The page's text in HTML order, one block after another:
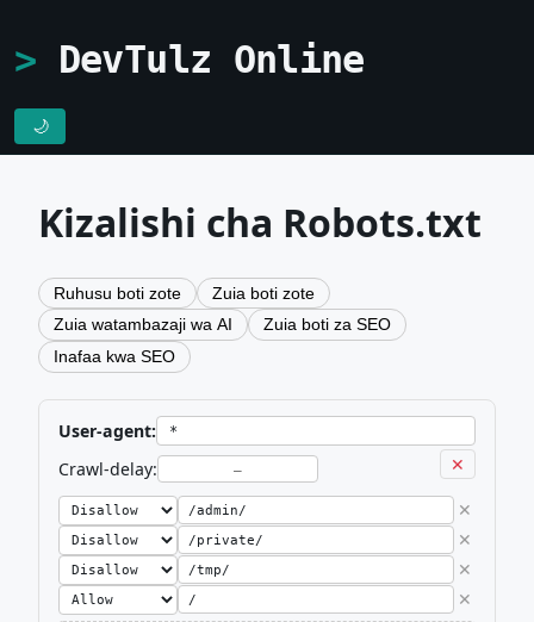
DevTulz Online
🌙
Kizalishi cha Robots.txt
Ruhusu boti zote
Zuia boti zote
Zuia watambazaji wa AI
Zuia boti za SEO
Inafaa kwa SEO
User-agent:
Crawl-delay:
✕
✕
✕
✕
✕